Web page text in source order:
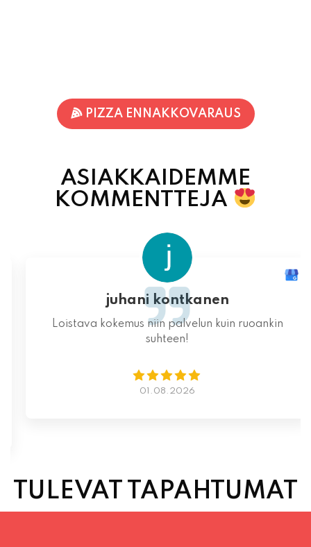
PIZZA ENNAKKOVARAUS
ASIAKKAIDEMME
KOMMENTTEJA
juhani kontkanen
Loistava kokemus niin palvelun kuin ruoankin
suhteen!
01.08.2026
TULEVAT TAPAHTUMAT